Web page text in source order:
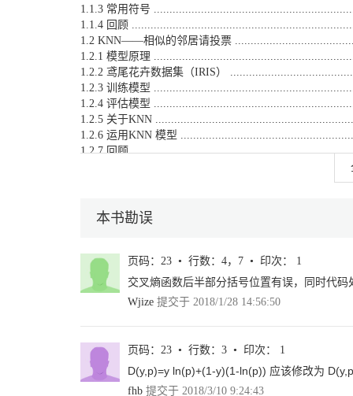
1.1.3 常用符号
1.1.4 回顾
1.2 KNN——相似的邻居请投票
1.2.1 模型原理
1.2.2 鸢尾花卉数据集（IRIS）
1.2.3 训练模型
1.2.4 评估模型
1.2.5 关于KNN
1.2.6 运用KNN 模型
1.2.7 回顾
1.3 逻辑分类I：线性分类模型
1.3.1 参数化的模型
1.3.3 逻辑分类：评估
1.3.4 逻辑分类：训练
1.4 逻辑分类II：线性分类模型
1.4.1 寻找模型的权重
VI ∣ 机器学习之路——Caffe、Keras、scikit-learn 实战
1.4.2 去均值和归一化
第2 章 机器学习进阶
2.1 特征工程
2.1.1 泰坦尼克号生存预测
本书勘误
页码：23 • 行数：4，7 • 印次： 1
交叉熵函数后半部分括号位置有误，同时代码
Wjize 提交于 2018/1/28 14:56:50
页码：23 • 行数：3 • 印次： 1
D(y,p)=y ln(p)+(1-y)(1-ln(p)) 应该修改为
fhb 提交于 2018/3/10 9:24:43